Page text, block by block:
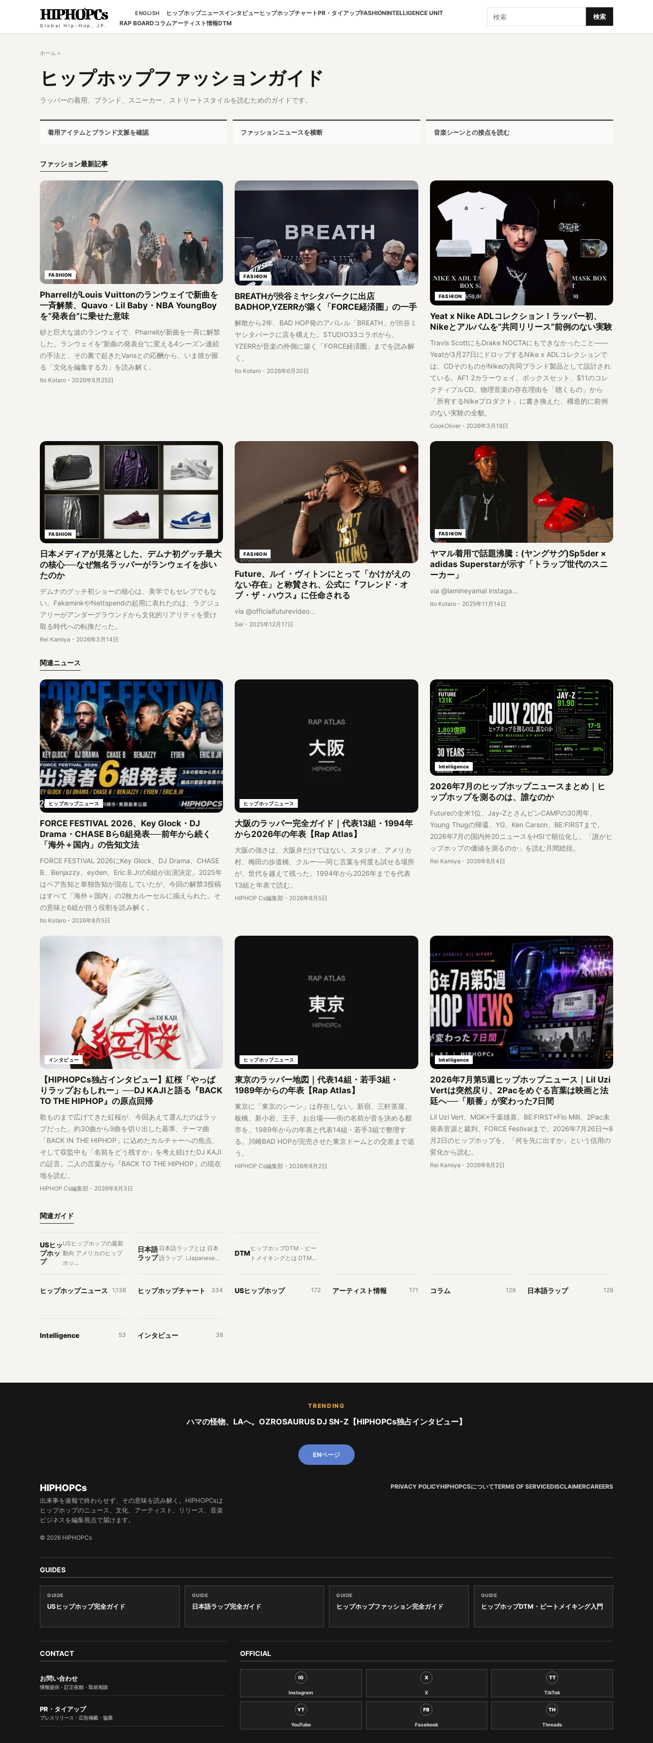
HIPHOPCs
Global Hip-Hop, JP.
ENGLISH ヒップホップニュースインタビューヒップホップチャートPR・タイアップFASHIONINTELLIGENCE UNIT
RAP BOARDコラムアーティスト情報DTM
検索 検索
ホーム »
ヒップホップファッションガイド
ラッパーの着用、ブランド、スニーカー、ストリートスタイルを読むためのガイドです。
着用アイテムとブランド文脈を確認 ファッションニュースを横断 音楽シーンとの接点を読む
ファッション最新記事
FASHION
PharrellがLouis Vuittonのランウェイで新曲を
一斉解禁、Quavo・Lil Baby・NBA YoungBoy
を“発表台”に乗せた意味
砂と巨大な波のランウェイで、Pharrellが新曲を一斉に解禁
した。ランウェイを”新曲の発表台”に変える4シーズン連続
の手法と、その裏で起きたVansとの応酬から、いま彼が握
る「文化を編集する力」を読み解く。
Ito Kotaro - 2026年6月25日
FASHION
BREATHが渋谷ミヤシタパークに出店
BADHOP,YZERRが築く「FORCE経済圏」の一手
解散から2年、BAD HOP発のアパレル「BREATH」が渋谷ミ
ヤシタパークに店を構えた。STUDIO33コラボから、
YZERRが音楽の外側に築く「FORCE経済圏」までを読み解
く。
Ito Kotaro - 2026年6月20日
FASHION
Yeat x Nike ADLコレクション！ラッパー初、
Nikeとアルバムを”共同リリース”前例のない実験
Travis ScottにもDrake NOCTAにもできなかったこと——
Yeatが3月27日にドロップするNike x ADLコレクションで
は、CDそのものがNikeの共同ブランド製品として設計され
ている。AF1 2カラーウェイ、ボックスセット、$11のコレ
クティブルCD。物理音楽の存在理由を「聴くもの」から
「所有するNikeプロダクト」に書き換えた、構造的に前例
のない実験の全貌。
CookOliver - 2026年3月19日
FASHION
日本メディアが見落とした、デムナ初グッチ最大
の核心──なぜ無名ラッパーがランウェイを歩い
たのか
デムナのグッチ初ショーの核心は、美学でもセレブでもな
い。FakeminkやNettspendの起用に表れたのは、ラグジュ
アリーがアンダーグラウンドから文化的リアリティを受け
取る時代への転換だった。
Rei Kamiya - 2026年3月14日
FASHION
Future、ルイ・ヴィトンにとって「かけがえの
ない存在」と称賛され、公式に『フレンド・オ
ブ・ザ・ハウス』に任命される
via @officialfuturevideo…
Sei - 2025年12月17日
FASHION
ヤマル着用で話題沸騰：(ヤングサグ)Sp5der ×
adidas Superstarが示す「トラップ世代のスニ
ーカー」
via @lamineyamal instaga…
Ito Kotaro - 2025年11月14日
関連ニュース
ヒップホップニュース
FORCE FESTIVAL 2026、Key Glock・DJ
Drama・CHASE Bら6組発表──前年から続く
「海外＋国内」の告知文法
FORCE FESTIVAL 2026にKey Glock、DJ Drama、CHASE
B、Benjazzy、eyden、Eric.B.Jrの6組が出演決定。2025年
はペア告知と単独告知が混在していたが、今回の解禁3投稿
はすべて「海外＋国内」の2枚カルーセルに揃えられた。そ
の意味と6組が担う役割を読み解く。
Ito Kotaro - 2026年8月5日
ヒップホップニュース
大阪のラッパー完全ガイド｜代表13組・1994年
から2026年の年表【Rap Atlas】
大阪の強さは、大阪弁だけではない。スタジオ、アメリカ
村、梅田の歩道橋、クルー──同じ言葉を何度も試せる場所
が、世代を越えて残った。1994年から2026年までを代表
13組と年表で読む。
HIPHOP Cs編集部 - 2026年8月5日
Intelligence
2026年7月のヒップホップニュースまとめ｜ヒ
ップホップを測るのは、誰なのか
Futureの全米1位、Jay-ZとさんピンCAMPの30周年、
Young Thugの帰還、YG、Ken Carson、BE:FIRSTまで。
2026年7月の国内外20ニュースをHSIで順位化し、「誰がヒ
ップホップの価値を測るのか」を読む月間総括。
Rei Kamiya - 2026年8月4日
インタビュー
【HIPHOPCs独占インタビュー】紅桜「やっぱ
りラップおもしれー」──DJ KAJIと語る『BACK
TO THE HIPHOP』の原点回帰
歌ものまで広げてきた紅桜が、今回あえて選んだのはラッ
プだった。約30曲から9曲を切り出した基準、テーマ曲
「BACK IN THE HIPHOP」に込めたカルチャーへの焦点、
そして収監中も「名前をどう残すか」を考え続けたDJ KAJI
の証言。二人の言葉から『BACK TO THE HIPHOP』の現在
地を読む。
HIPHOP Cs編集部 - 2026年8月3日
ヒップホップニュース
東京のラッパー地図｜代表14組・若手3組・
1989年からの年表【Rap Atlas】
東京に「東京のシーン」は存在しない。新宿、三軒茶屋、
板橋、新小岩、王子、お台場——街の名前が音を決める都
市を、1989年からの年表と代表14組・若手3組で整理す
る。川崎BAD HOPが完売させた東京ドームとの交差まで追
う。
HIPHOP Cs編集部 - 2026年8月2日
Intelligence
2026年7月第5週ヒップホップニュース｜Lil Uzi
Vertは突然戻り、2Pacをめぐる言葉は映画と法
廷へ──「順番」が変わった7日間
Lil Uzi Vert、MGK×千葉雄喜、BE:FIRST×Flo Milli、2Pac未
発表音源と裁判、FORCE Festivalまで。2026年7月26日〜8
月2日のヒップホップを、「何を先に出すか」という信用の
変化から読む。
Rei Kamiya - 2026年8月2日
関連ガイド
USヒッ
プホッ
プ
USヒップホップの最新
動向 アメリカのヒップ
ホッ...
日本語
ラップ
日本語ラップとは 日本
語ラップ（Japanese...
DTM
ヒップホップDTM・ビー
トメイキングとは DTM...
ヒップホップニュース 1,138 ヒップホップチャート 334 USヒップホップ 172 アーティスト情報 171 コラム 129 日本語ラップ 129
Intelligence 53 インタビュー 38
TRENDING
ハマの怪物、LAへ。OZROSAURUS DJ SN-Z【HIPHOPCs独占インタビュー】
ENページ
HIPHOPCs
出来事を速報で終わらせず、その意味を読み解く。HIPHOPCsは
ヒップホップのニュース、文化、アーティスト、リリース、音楽
ビジネスを編集視点で届けます。
© 2026 HIPHOPCs
PRIVACY POLICYHIPHOPCSについてTERMS OF SERVICEDISCLAIMERCAREERS
GUIDES
GUIDE
USヒップホップ完全ガイド
GUIDE
日本語ラップ完全ガイド
GUIDE
ヒップホップファッション完全ガイド
GUIDE
ヒップホップDTM・ビートメイキング入門
CONTACT
お問い合わせ
情報提供・訂正依頼・取材相談
PR・タイアップ
プレスリリース・広告掲載・協業
OFFICIAL
IG
Instagram
X
X
TT
TikTok
YT
YouTube
FB
Facebook
TH
Threads